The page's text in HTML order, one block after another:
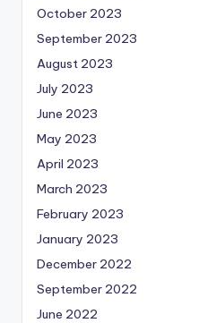
October 2023
September 2023
August 2023
July 2023
June 2023
May 2023
April 2023
March 2023
February 2023
January 2023
December 2022
September 2022
June 2022